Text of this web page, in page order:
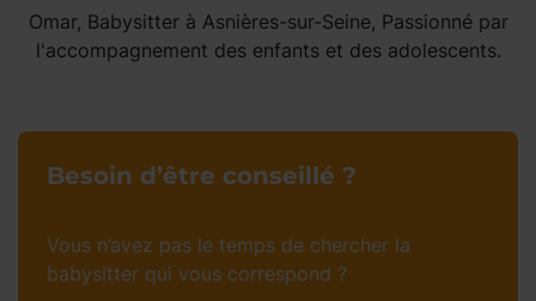
Omar, Babysitter à Asnières-sur-Seine, Passionné par
l'accompagnement des enfants et des adolescents.
Besoin d’être conseillé ?
Vous n’avez pas le temps de chercher la
babysitter qui vous correspond ?